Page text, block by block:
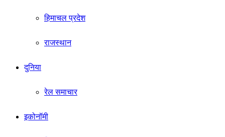
हिमाचल प्रदेश
राजस्थान
दुनिया
रेल समाचार
इकोनॉमी